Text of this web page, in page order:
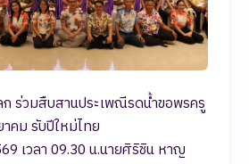
ร่วมสืบสานประเพณีรดน้ำขอพรครู
คม รับปีใหม่ไทย
เวลา 09.30 น.นายศิริชิน หาญ